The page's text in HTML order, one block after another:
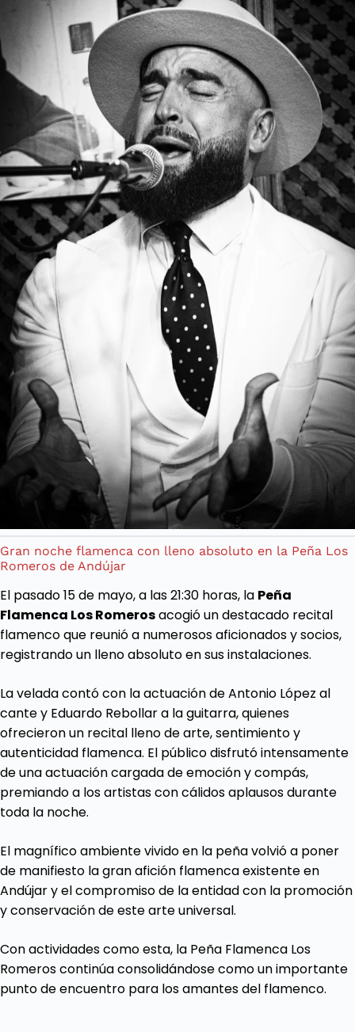
Gran noche flamenca con lleno absoluto en la Peña Los
Romeros de Andújar
El pasado 15 de mayo, a las 21:30 horas, la Peña
Flamenca Los Romerosacogió un destacado recital
flamenco que reunió a numerosos aficionados y socios,
registrando un lleno absoluto en sus instalaciones.
La velada contó con la actuación de Antonio López al
cante y Eduardo Rebollar a la guitarra, quienes
ofrecieron un recital lleno de arte, sentimiento y
autenticidad flamenca. El público disfrutó intensamente
de una actuación cargada de emoción y compás,
premiando a los artistas con cálidos aplausos durante
toda la noche.
El magnífico ambiente vivido en la peña volvió a poner
de manifiesto la gran afición flamenca existente en
Andújar y el compromiso de la entidad con la promoción
y conservación de este arte universal.
Con actividades como esta, la Peña Flamenca Los
Romeros continúa consolidándose como un importante
punto de encuentro para los amantes del flamenco.